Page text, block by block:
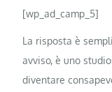
[wp_ad_camp_5]
La risposta è
avviso, è uno
diventare